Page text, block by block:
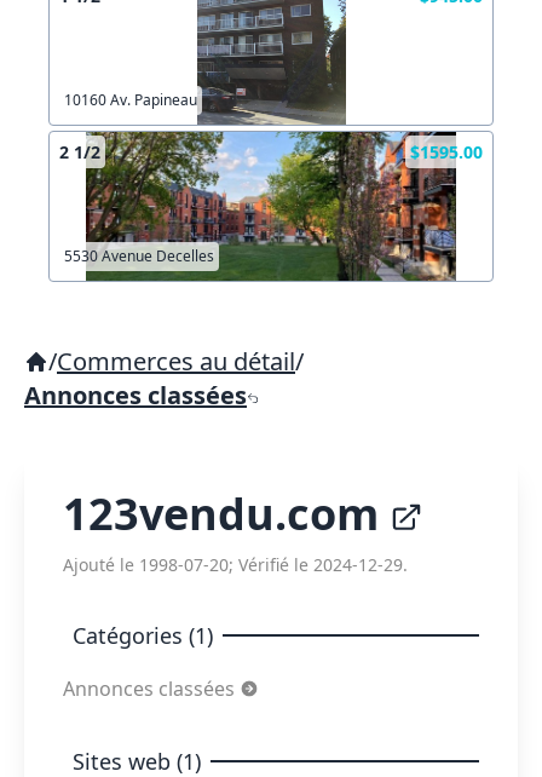
10160 Av. Papineau
2 1/2 $1595.00
5530 Avenue Decelles
/Commerces au détail/
Annonces classées
123vendu.com
Ajouté le 1998-07-20; Vérifié le 2024-12-29.
Catégories (1)
Annonces classées
Sites web (1)